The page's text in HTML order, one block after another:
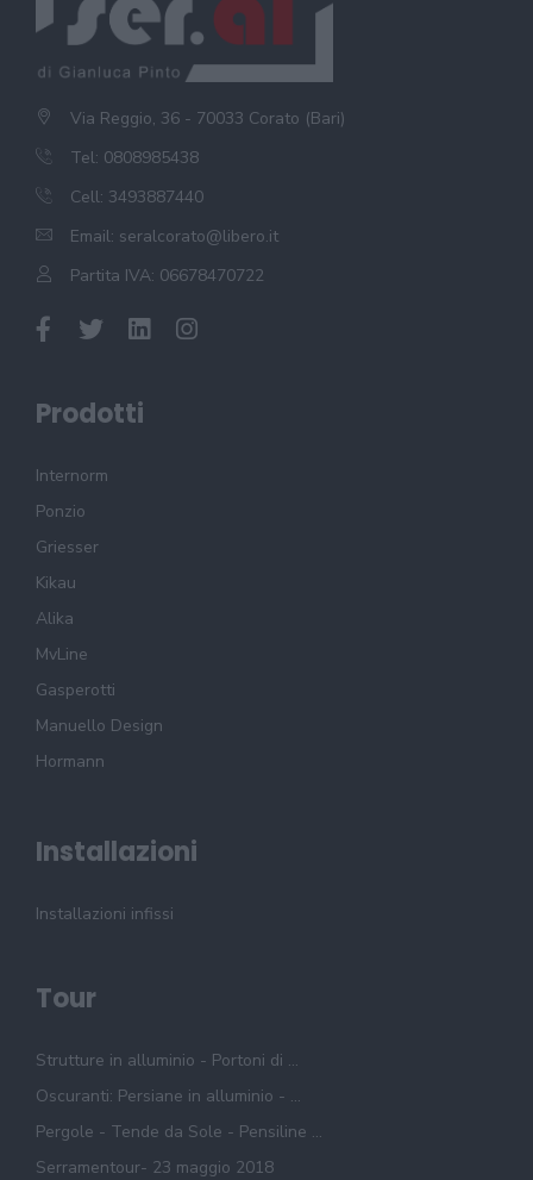
Via Reggio, 36 - 70033 Corato (Bari)
Tel: 0808985438
Cell: 3493887440
Email: seralcorato@libero.it
Partita IVA: 06678470722
Prodotti
Internorm
Ponzio
Griesser
Kikau
Alika
MvLine
Gasperotti
Manuello Design
Hormann
Installazioni
Installazioni infissi
Tour
Strutture in alluminio - Portoni di ...
Oscuranti: Persiane in alluminio - ...
Pergole - Tende da Sole - Pensiline ...
Serramentour- 23 maggio 2018